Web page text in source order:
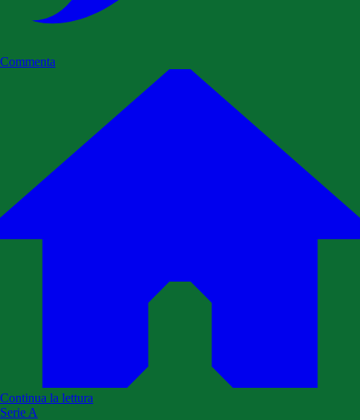
Commenta
Continua la lettura
Serie A